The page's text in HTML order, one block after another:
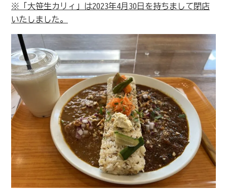
※「大笹生カリィ」は2023年4月30日を持ちまして閉店
いたしました。